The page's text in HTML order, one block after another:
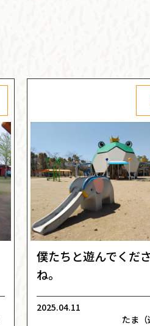
僕たちと遊んでくだ
ね。
2025.04.11
たま（